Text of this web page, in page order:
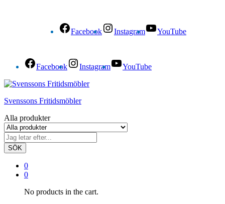
Facebook Instagram YouTube
Facebook Instagram YouTube
Svenssons Fritidsmöbler
Alla produkter
SÖK
0
0
No products in the cart.